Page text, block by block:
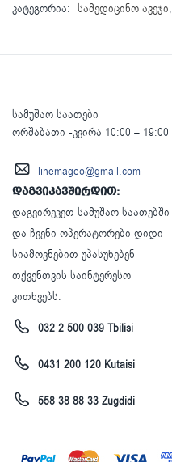
კატეგორია: სამედიცინო ავეჯი,
სამუშაო საათები
ორშაბათი -კვირა 10:00 – 19:00
linemageo@gmail.com
დაგვიკავშირდით:
დაგვირეკეთ სამუშაო საათებში
და ჩვენი ოპერატორები დიდი
სიამოვნებით უპასუხებენ
თქვენთვის საინტერესო
კითხვებს.
032 2 500 039 Tbilisi
0431 200 120 Kutaisi
558 38 88 33 Zugdidi